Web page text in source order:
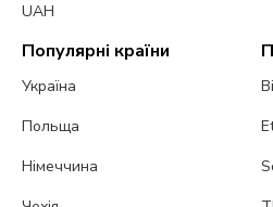
UAH
Популярні країни
Україна
Польща
Німеччина